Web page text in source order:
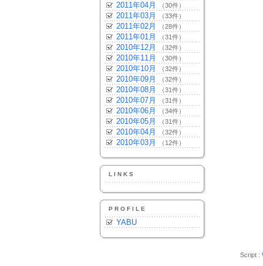
2011年04月 （30件）
2011年03月 （33件）
2011年02月 （28件）
2011年01月 （31件）
2010年12月 （32件）
2010年11月 （30件）
2010年10月 （32件）
2010年09月 （32件）
2010年08月 （31件）
2010年07月 （31件）
2010年06月 （34件）
2010年05月 （31件）
2010年04月 （32件）
2010年03月 （12件）
LINKS
PROFILE
YABU
Script :